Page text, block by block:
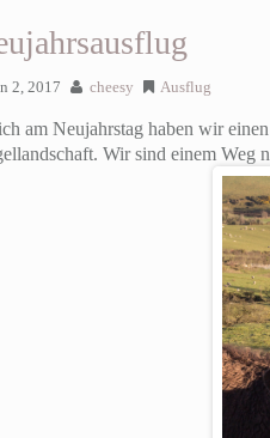
2, 2017 cheesy Ausflug
am Neujahrstag haben wir
Wir sind einem Weg